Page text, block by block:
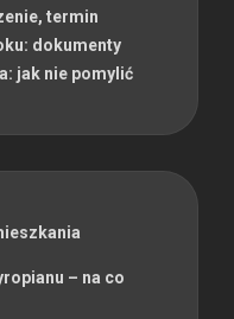
termin
dokumenty
jak nie pomylić
– na co